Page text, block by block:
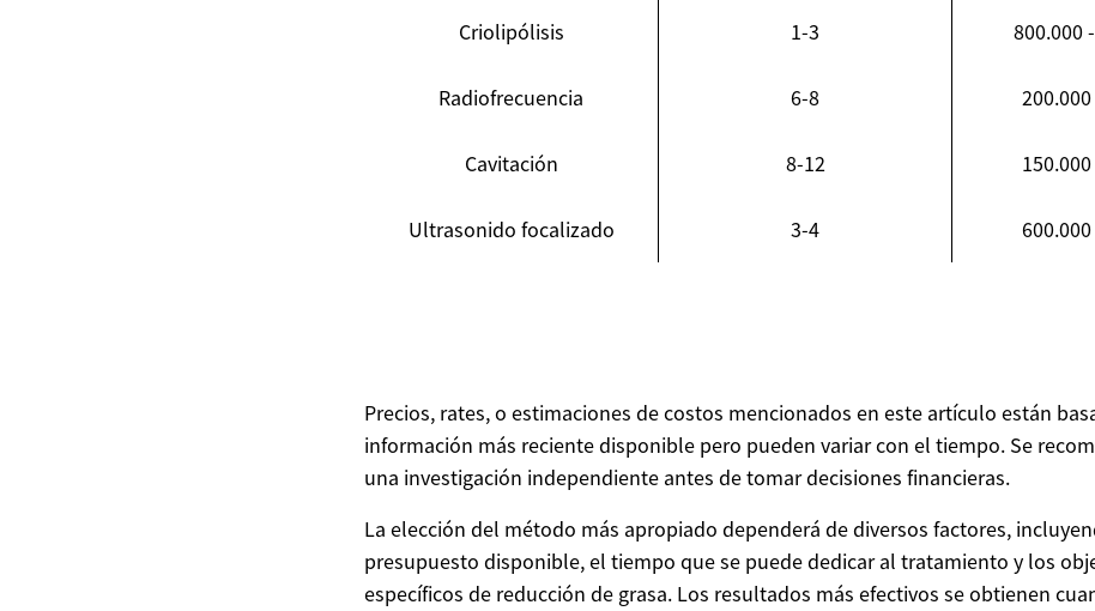
Criolipólisis 1-3 800.000
Radiofrecuencia 6-8
Cavitación 8-12
Ultrasonido focalizado 3-4
Precios, rates, o estimaciones de costos mencionados en este artículo están
información más reciente disponible pero pueden variar con el tiempo. Se
una investigación independiente antes de tomar decisiones financieras.
La elección del método más apropiado dependerá de diversos factores,
presupuesto disponible, el tiempo que se puede dedicar al tratamiento y los
específicos de reducción de grasa. Los resultados más efectivos se obtienen